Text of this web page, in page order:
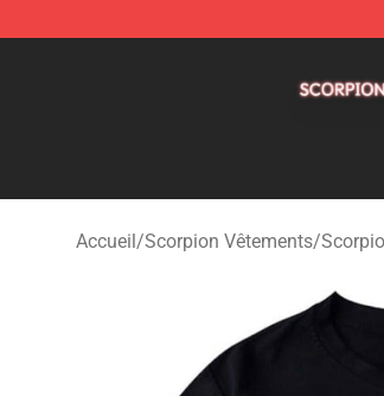
Accueil/Scorpion Vêtements/